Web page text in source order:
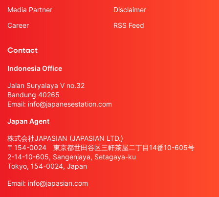
Media Partner
Career
Disclaimer
RSS Feed
Contact
Indonesia Office
Jalan Suryalaya V no.32
Bandung 40265
Email: info@japanesestation.com
Japan Agent
株式会社JAPASIAN (JAPASIAN LTD.)
〒154-0024 東京都世田谷区三軒茶屋二丁目14番10-605号
2-14-10-605, Sangenjaya, Setagaya-ku
Tokyo, 154-0024, Japan
Email: info@japasian.com